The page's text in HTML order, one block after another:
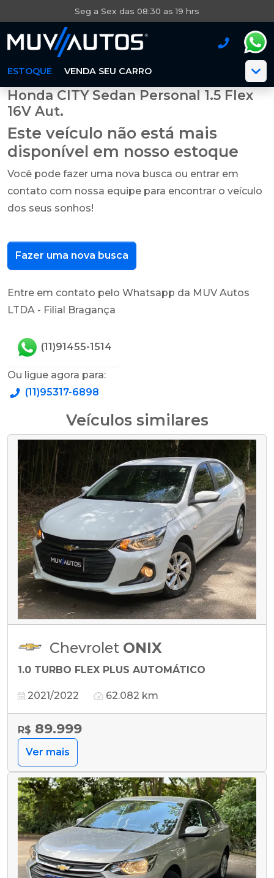
Seg a Sex das 08:30 as 19 hrs
ESTOQUE VENDA SEU CARRO
Honda CITY Sedan Personal 1.5 Flex
16V Aut.
Este veículo não está mais
disponível em nosso estoque
Você pode fazer uma nova busca ou entrar em
contato com nossa equipe para encontrar o veículo
dos seus sonhos!
Fazer uma nova busca
Entre em contato pelo Whatsapp da MUV Autos
LTDA - Filial Bragança
(11)91455-1514
Ou ligue agora para:
(11)95317-6898
Veículos similares
Chevrolet ONIX
1.0 TURBO FLEX PLUS AUTOMÁTICO
2021/2022 62.082 km
R$ 89.999
Ver mais